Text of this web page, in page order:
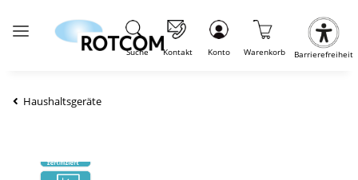
Suche Kontakt Konto Warenkorb Barrierefreiheit
Haushaltsgeräte